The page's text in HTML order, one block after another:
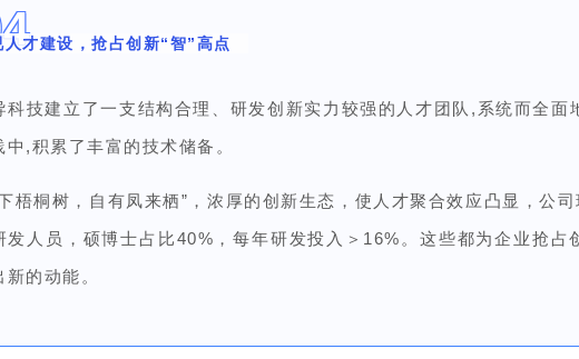
4
人才建设，抢占创新“智”高点
科技建立了一支结构合理、研发创新实力较强的人才团队, 系统而全面
中,积累了丰富的技术储备。
梧桐树，自有凤来栖”，浓厚的创新生态，使人才聚合效应凸显，公
发人员，硕博士占比40%，每年研发投 入＞16%。这些都为企业抢占
新的动能。